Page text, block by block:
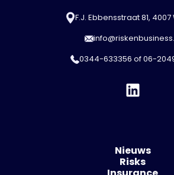
F.J. Ebbensstraat 81, 4007
0344-633356 of06-
Nieuws
Risks